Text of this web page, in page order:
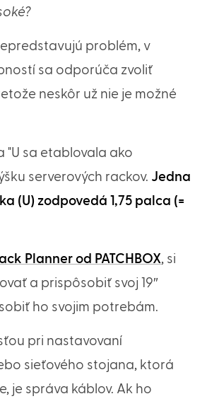
problém, v
sa odporúča zvoliť
neskôr už nie je možné
"U sa etablovala ako
serverových rackov. Jedna
(U) zodpovedá 1,75 palca (=
Planner od PATCHBOX, si
a prispôsobiť svoj 19″
ho svojim potrebám.
pri nastavovaní
sieťového stojana, ktorá
je správa káblov. Ak ho